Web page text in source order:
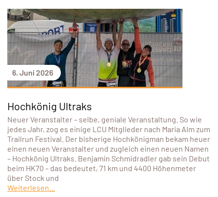
6. Juni 2026
Hochkönig Ultraks
Neuer Veranstalter – selbe, geniale Veranstaltung. So wie
jedes Jahr, zog es einige LCU Mitglieder nach Maria Alm zum
Trailrun Festival. Der bisherige Hochkönigman bekam heuer
einen neuen Veranstalter und zugleich einen neuen Namen
– Hochkönig Ultraks. Benjamin Schmidradler gab sein Debut
beim HK70 – das bedeutet, 71 km und 4400 Höhenmeter
über Stock und
Weiterlesen...